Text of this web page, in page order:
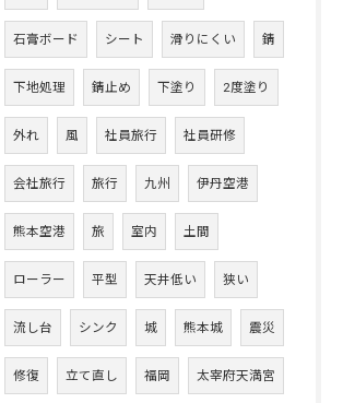
石膏ボード シート 滑りにくい 錆
下地処理 錆止め 下塗り 2度塗り
外れ 風 社員旅行 社員研修
会社旅行 旅行 九州 伊丹空港
熊本空港 旅 室内 土間
ローラー 平型 天井低い 狭い
流し台 シンク 城 熊本城 震災
修復 立て直し 福岡 太宰府天満宮